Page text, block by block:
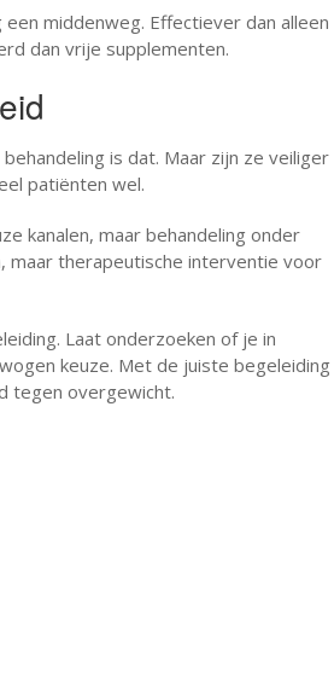
middenweg. Effectiever dan alleen
dan vrije supplementen.
is dat. Maar zijn ze veiliger
patiënten wel.
kanalen, maar behandeling onder
maar therapeutische interventie voor
Laat onderzoeken of je in
keuze. Met de juiste begeleiding
tegen overgewicht.